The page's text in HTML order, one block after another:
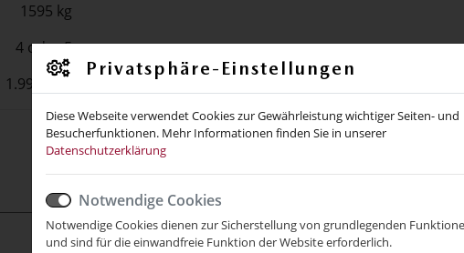
Privatsphäre-Einstellungen
Diese Webseite verwendet Cookies zur Gewährleistung wichtiger Seiten- und
Besucherfunktionen. Mehr Informationen finden Sie in unserer
Datenschutzerklärung
Notwendige Cookies
Notwendige Cookies dienen zur Sicherstellung von grundlegenden
und sind für die einwandfreie Funktion der Website erforderlich.
1595 kg
4 oder 5
1.998 cm³